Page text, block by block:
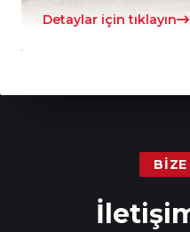
Detaylar için tıklayın
BIZE